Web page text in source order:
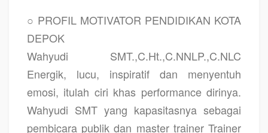
○ PROFIL MOTIVATOR PENDIDIKAN KOTA
DEPOK
Wahyudi SMT.,C.Ht.,C.NNLP.,C.NLC
Energik, lucu, inspiratif dan menyentuh
emosi, itulah ciri khas performance dirinya.
Wahyudi SMT yang kapasitasnya sebagai
pembicara publik dan master trainer Trainer